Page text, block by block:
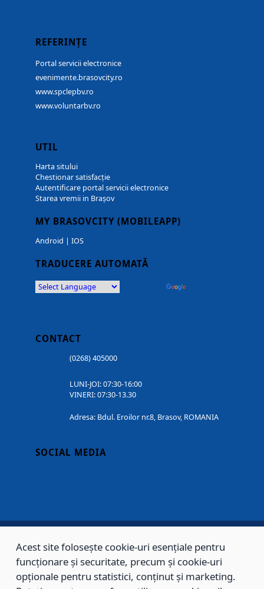
REFERINȚE
Portal servicii electronice
evenimente.brasovcity.ro
www.spclepbv.ro
www.voluntarbv.ro
UTIL
Harta sitului
Chestionar satisfacție
Autentificare portal servicii electronice
Starea vremii in Brașov
MY BRASOVCITY (MOBILEAPP)
Android | IOS
TRADUCERE AUTOMATĂ
CONTACT
(0268) 405000
LUNI-JOI: 07:30-16:00
VINERI: 07:30-13.30
Adresa: Bdul. Eroilor nr.8, Brasov, ROMANIA
SOCIAL MEDIA
Copyright © 2002 - 2026 - PRIMĂRIA MUNICIPIULUI BRAȘOV, toate drepturile
rezervate.
Acest site folosește cookie-uri esențiale pentru
funcționare și securitate, precum și cookie-uri
opționale pentru statistici, conținut și marketing.